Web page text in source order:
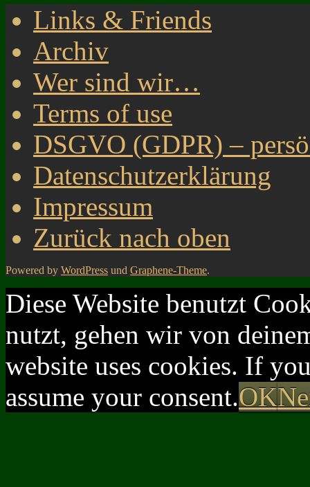
Links & Friends
Archiv
Wer sind wir…
Terms of use
DSGVO (GDPR) –
Datenschutzerklärung
Impressum
Zurück nach oben
Powered by WordPress und Graphene-Theme.
Diese Website benutzt
nutzt, gehen wir von
website uses cookies. If
assume your consent.OK